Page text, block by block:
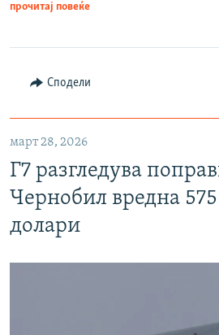
прочитај повеќе
Сподели
март 28, 2026
Г7 разгледува
Чернобил вредна
долари